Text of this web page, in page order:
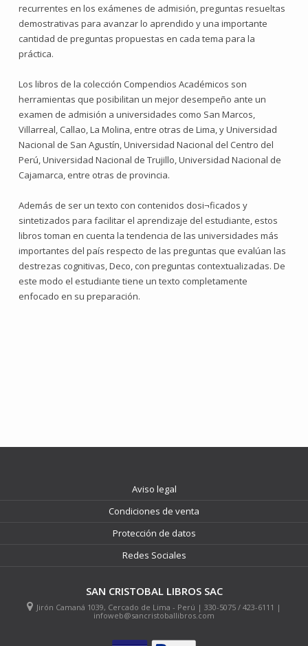
recurrentes en los exámenes de admisión, preguntas resueltas
demostrativas para avanzar lo aprendido y una importante
cantidad de preguntas propuestas en cada tema para la
práctica.
Los libros de la colección Compendios Académicos son
herramientas que posibilitan un mejor desempeño ante un
examen de admisión a universidades como San Marcos,
Villarreal, Callao, La Molina, entre otras de Lima, y Universidad
Nacional de San Agustín, Universidad Nacional del Centro del
Perú, Universidad Nacional de Trujillo, Universidad Nacional de
Cajamarca, entre otras de provincia.
Además de ser un texto con contenidos dosi¬ficados y
sintetizados para facilitar el aprendizaje del estudiante, estos
libros toman en cuenta la tendencia de las universidades más
importantes del país respecto de las preguntas que evalúan las
destrezas cognitivas, Deco, con preguntas contextualizadas. De
este modo el estudiante tiene un texto completamente
enfocado en su preparación.
Aviso legal
Condiciones de venta
Protección de datos
Redes Sociales
SAN CRISTOBAL LIBROS SAC
Jirón Camaná 1039, Cercado de Lima - Perú | 330-5075 / 423-6111 |
infoweb@sancristoballibros.com